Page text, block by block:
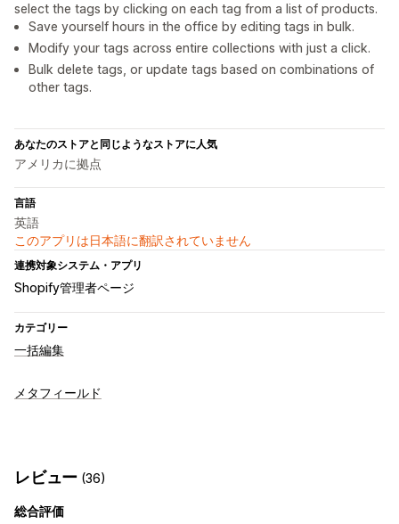
select the tags by clicking on each tag from a list of products.
Save yourself hours in the office by editing tags in bulk.
Modify your tags across entire collections with just a click.
Bulk delete tags, or update tags based on combinations of
other tags.
あなたのストアと同じようなストアに人気
アメリカに拠点
言語
英語
このアプリは日本語に翻訳されていません
連携対象システム・アプリ
Shopify管理者ページ
カテゴリー
一括編集
メタフィールド
レビュー (36)
総合評価